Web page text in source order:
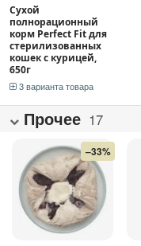
Сухой
полнорационный
корм Perfect Fit для
стерилизованных
кошек с курицей,
650г
3 варианта товара
Прочее 17
–33%